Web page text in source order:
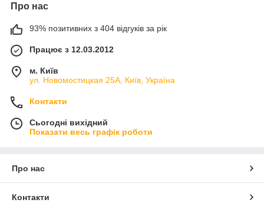
Про нас
93% позитивних з 404 відгуків за рік
Працює з 12.03.2012
м. Київ
ул. Новомостицкая 25А, Київ, Україна
Контакти
Сьогодні вихідний
Показати весь графік роботи
Про нас
Контакти